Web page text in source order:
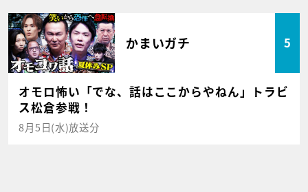
かまいガチ 5
オモロ怖い「でな、話はここからやねん」トラビ
ス松倉参戦！
8月5日(水)放送分